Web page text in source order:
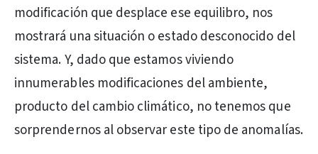
modificación que desplace ese equilibro, nos
mostrará una situación o estado desconocido del
sistema. Y, dado que estamos viviendo
innumerables modificaciones del ambiente,
producto del cambio climático, no tenemos que
sorprendernos al observar este tipo de anomalías.